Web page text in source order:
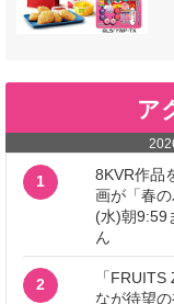
ア
1
8KVR作品
画が「春
(水)朝9:59
ん
2
「
なが待望